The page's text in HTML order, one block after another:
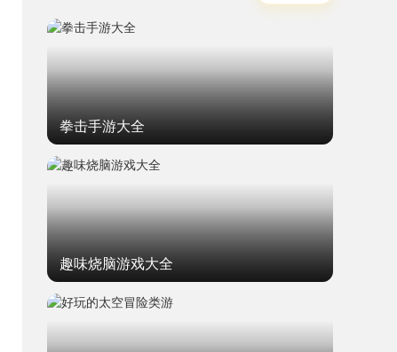
拳击手游大全
趣味烧脑游戏大全